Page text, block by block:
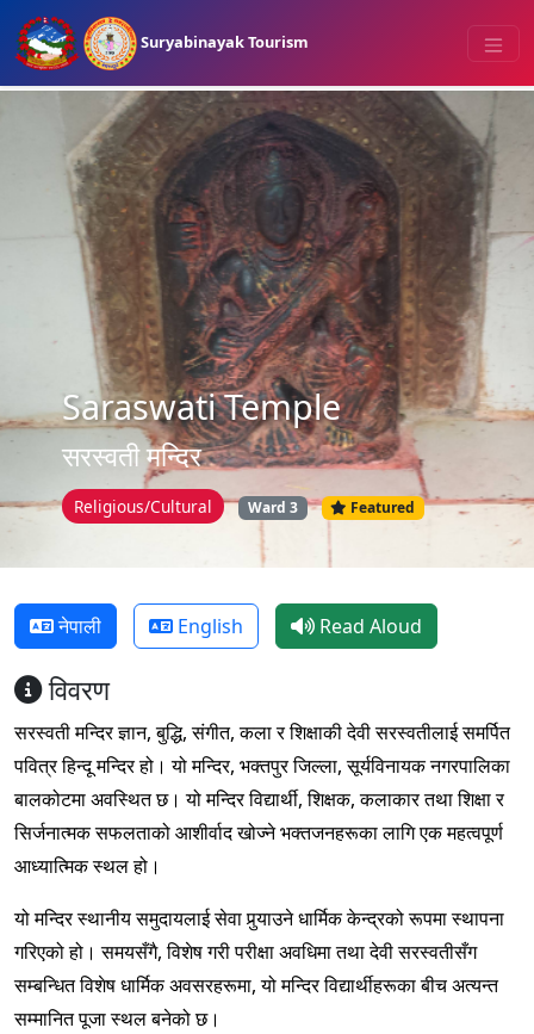
Suryabinayak Tourism
Saraswati Temple
सरस्वती मन्दिर
Religious/Cultural Ward 3 Featured
नेपाली English Read Aloud
विवरण
सरस्वती मन्दिर ज्ञान, बुद्धि, संगीत, कला र शिक्षाकी देवी सरस्वतीलाई समर्पित
पवित्र हिन्दू मन्दिर हो। यो मन्दिर, भक्तपुर जिल्ला, सूर्यविनायक नगरपालिका
बालकोटमा अवस्थित छ। यो मन्दिर विद्यार्थी, शिक्षक, कलाकार तथा शिक्षा र
सिर्जनात्मक सफलताको आशीर्वाद खोज्ने भक्तजनहरूका लागि एक महत्वपूर्ण
आध्यात्मिक स्थल हो।
यो मन्दिर स्थानीय समुदायलाई सेवा पुर्‍याउने धार्मिक केन्द्रको रूपमा स्थापना
गरिएको हो। समयसँगै, विशेष गरी परीक्षा अवधिमा तथा देवी सरस्वतीसँग
सम्बन्धित विशेष धार्मिक अवसरहरूमा, यो मन्दिर विद्यार्थीहरूका बीच अत्यन्त
सम्मानित पूजा स्थल बनेको छ।